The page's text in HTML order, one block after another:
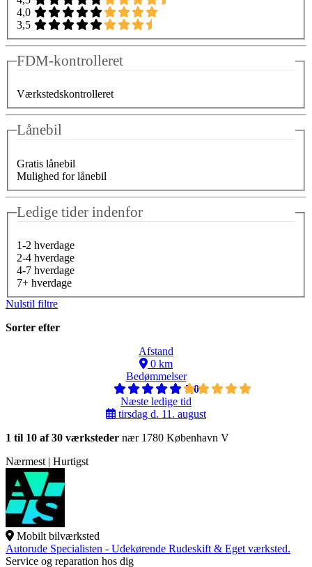
4,0
3,5
FDM-kontrolleret
Værkstedskontrolleret
Lånebil
Gratis lånebil
Mulighed for lånebil
Ledige tider indenfor
1-2 hverdage
2-4 hverdage
4-7 hverdage
7+ hverdage
Nulstil filtre
Sorter efter
Afstand
0 km
Bedømmelser
5,0
Næste ledige tid
tirsdag d. 11. august
1 til 10 af 30 værksteder nær 1780 København V
Nærmest | Hurtigst
Mobilt bilværksted
Autorude Specialisten - Udekørende Rudeskift & Eget værksted.
Service og reparation hos dig